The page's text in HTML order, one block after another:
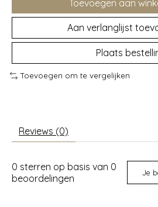
Toevoegen aan
Aan verlanglijst
Plaats
Toevoegen om te vergelijken
Reviews (0)
0 sterren op basis van 0
beoordelingen
Je